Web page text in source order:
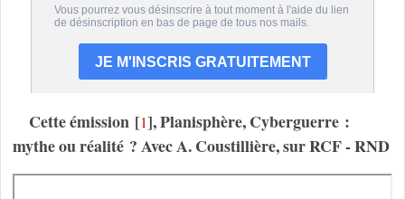
Cette émission[1], Planisphère, Cyberguerre :
mythe ou réalité ? Avec A. Coustillière, sur RCF - RND